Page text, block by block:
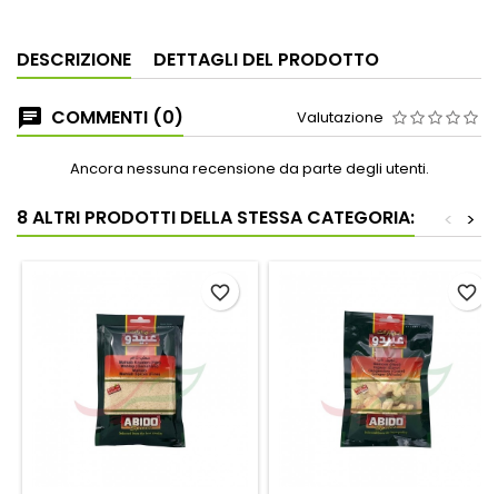
DESCRIZIONE DETTAGLI DEL PRODOTTO
COMMENTI (0) Valutazione
Ancora nessuna recensione da parte degli utenti.
8 ALTRI PRODOTTI DELLA STESSA CATEGORIA: >
<
favorite_border favorite_border